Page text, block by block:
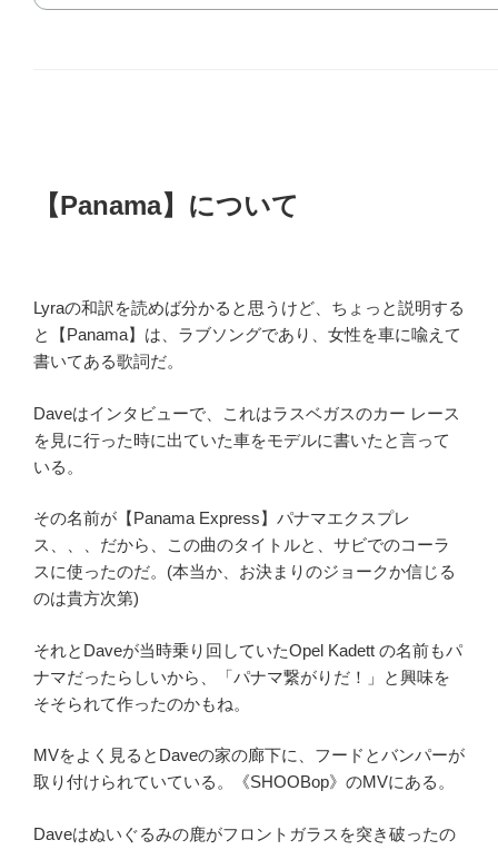
【Panama】について
Lyraの和訳を読めば分かると思うけど、ちょっと説明する
と【Panama】は、ラブソングであり、女性を車に喩えて
書いてある歌詞だ。
Daveはインタビューで、これはラスベガスのカー レース
を見に行った時に出ていた車をモデルに書いたと言って
いる。
その名前が【Panama Express】パナマエクスプレ
ス、、、だから、この曲のタイトルと、サビでのコーラ
スに使ったのだ。(本当か、お決まりのジョークか信じる
のは貴方次第)
それとDaveが当時乗り回していたOpel Kadett の名前もパ
ナマだったらしいから、「パナマ繋がりだ！」と興味を
そそられて作ったのかもね。
MVをよく見るとDaveの家の廊下に、フードとバンパーが
取り付けられていている。《SHOOBop》のMVにある。
Daveはぬいぐるみの鹿がフロントガラスを突き破ったの